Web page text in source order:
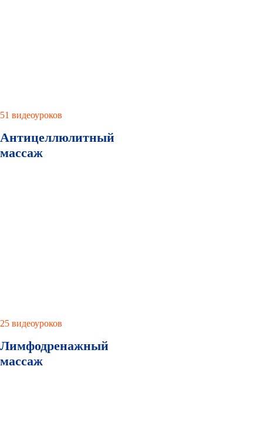
51 видеоуроков
Антицеллюлитный
массаж
25 видеоуроков
Лимфодренажный
массаж